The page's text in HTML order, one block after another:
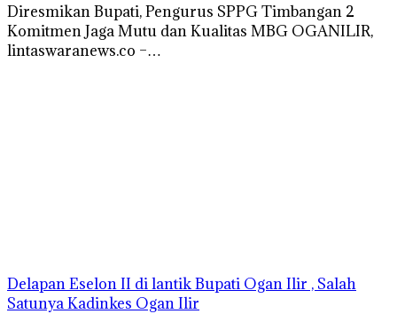
Diresmikan Bupati, Pengurus SPPG Timbangan 2
Komitmen Jaga Mutu dan Kualitas MBG OGANILIR,
lintaswaranews.co –…
Delapan Eselon II di lantik Bupati Ogan Ilir , Salah
Satunya Kadinkes Ogan Ilir